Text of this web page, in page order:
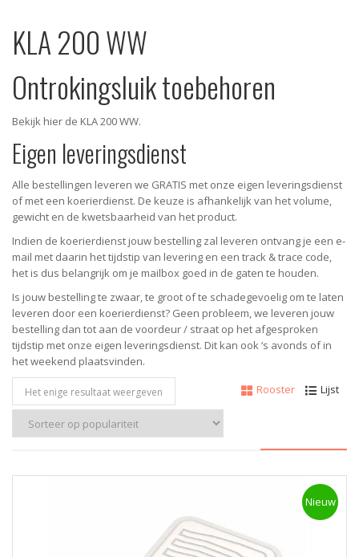
KLA 200 WW
Ontrokingsluik toebehoren
Bekijk hier de KLA 200 WW.
Eigen leveringsdienst
Alle bestellingen leveren we GRATIS met onze eigen leveringsdienst
of met een koerierdienst. De keuze is afhankelijk van het volume,
gewicht en de kwetsbaarheid van het product.
Indien de koerierdienst jouw bestelling zal leveren ontvang je een e-
mail met daarin het tijdstip van levering en een track & trace code,
het is dus belangrijk om je mailbox goed in de gaten te houden.
Is jouw bestelling te zwaar, te groot of te schadegevoelig om te laten
leveren door een koerierdienst? Geen probleem, we leveren jouw
bestelling dan tot aan de voordeur / straat op het afgesproken
tijdstip met onze eigen leveringsdienst. Dit kan ook ‘s avonds of in
het weekend plaatsvinden.
Rooster
Lijst
Het enige resultaat weergeven
Nieuw